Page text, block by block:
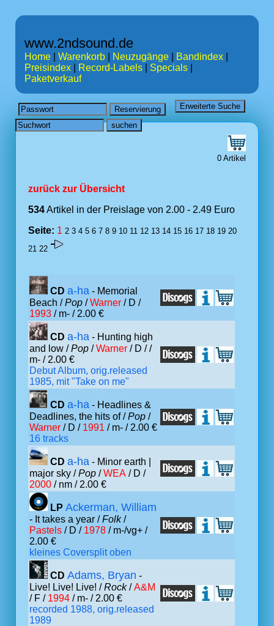
www.2ndsound.de
Home Warenkorb Neuzugänge Bandindex
Preisindex
Record-Labels Specials
Paketverkauf
0 Artikel
zurück zur Übersicht
534Artikel in der Preislage von 2.00 - 2.49 Euro
Seite: 1 2 3 4 5 6 7 8 9 10 11 12 13 14 15 16 17 18 19 20
21 22
CD a-ha - Memorial
Beach /Pop /Warner / D /
1993 / m- / 2.00 €
CD a-ha - Hunting high
and low /Pop /Warner / D //
m- / 2.00 €
Debut Album, orig.released
1985, mit "Take on me"
CD a-ha - Headlines &
Deadlines, the hits of /Pop /
Warner / D / 1991 / m- / 2.00 €
16 tracks
CD a-ha - Minor earth |
major sky /Pop /WEA / D /
2000 / nm / 2.00 €
LP Ackerman, William
- It takes a year /Folk/
Pastels / D / 1978 / m-/vg+ /
2.00 €
kleines Coversplit oben
CD Adams, Bryan -
Live! Live! Live! /Rock/A&M
/ F / 1994 / m- / 2.00 €
recorded 1988, orig.released
1989